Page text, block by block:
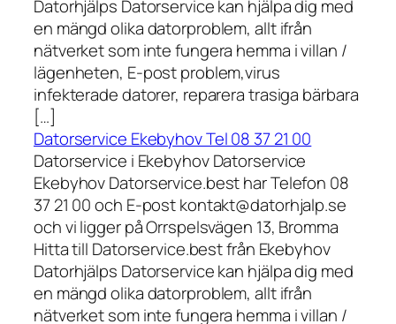
Datorhjälps Datorservice kan hjälpa dig med
en mängd olika datorproblem, allt ifrån
nätverket som inte fungera hemma i villan /
lägenheten, E-post problem,virus
infekterade datorer, reparera trasiga bärbara
[…]
Datorservice Ekebyhov Tel 08 37 21 00
Datorservice i Ekebyhov Datorservice
Ekebyhov Datorservice.best har Telefon 08
37 21 00 och E-post kontakt@datorhjalp.se
och vi ligger på Orrspelsvägen 13, Bromma
Hitta till Datorservice.best från Ekebyhov
Datorhjälps Datorservice kan hjälpa dig med
en mängd olika datorproblem, allt ifrån
nätverket som inte fungera hemma i villan /